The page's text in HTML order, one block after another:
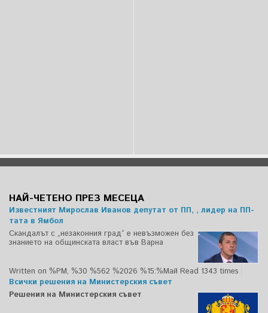
НАЙ-ЧЕТЕНО ПРЕЗ МЕСЕЦА
Известният Мирослав Иванов депутат от ПП, , лидер на ПП-
тата в Ямбол
Скандалът с „незаконния град“ е невъзможен без
знанието на общинската власт във Варна
Written on %PM, %30 %562 %2026 %15:%Май Read 1343 times
Всички решения на Министерския съвет
Решения на Министерския съвет